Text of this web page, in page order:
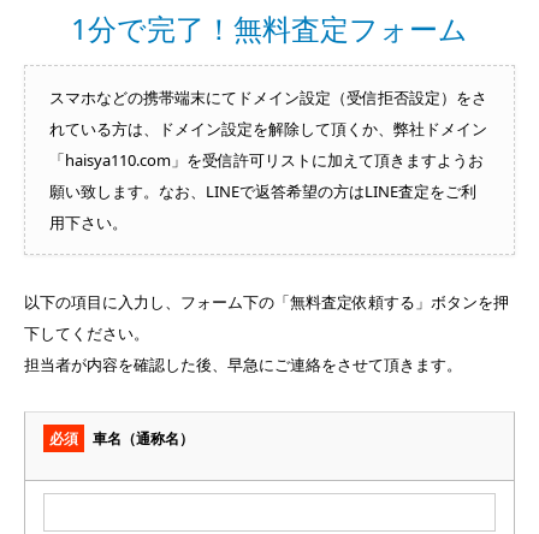
1分で完了！無料査定フォーム
スマホなどの携帯端末にてドメイン設定（受信拒否設定）をさ
れている方は、ドメイン設定を解除して頂くか、弊社ドメイン
「haisya110.com」を受信許可リストに加えて頂きますようお
願い致します。なお、LINEで返答希望の方はLINE査定をご利
用下さい。
以下の項目に入力し、フォーム下の「無料査定依頼する」ボタンを押
下してください。
担当者が内容を確認した後、早急にご連絡をさせて頂きます。
必須 車名（通称名）